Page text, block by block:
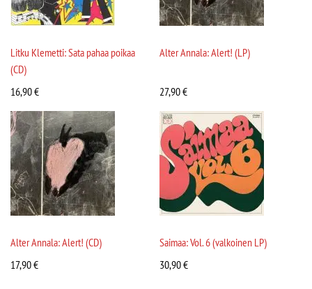
Litku Klemetti: Sata pahaa poikaa
(CD)
16,90€
Alter Annala: Alert! (LP)
27,90€
Alter Annala: Alert! (CD)
17,90€
Saimaa: Vol. 6 (valkoinen LP)
30,90€